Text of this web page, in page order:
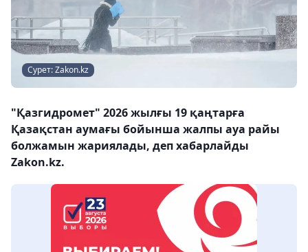
Сурет: Zakon.kz
"Қазгидромет" 2026 жылғы 19 қаңтарға
Қазақстан аумағы бойынша жалпы ауа райы
болжамын жариялады, деп хабарлайды
Zakon.kz.